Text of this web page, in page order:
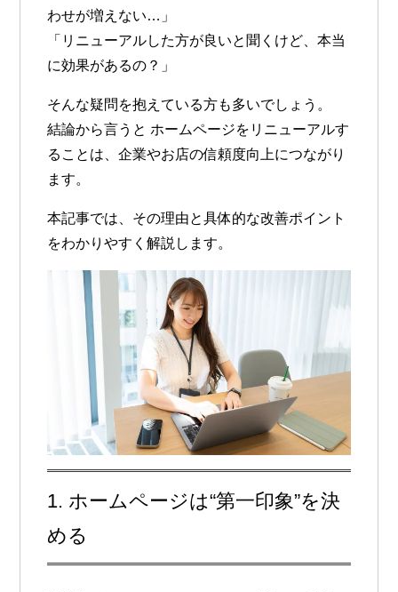
わせが増えない…」
「リニューアルした方が良いと聞くけど、本当
に効果があるの？」
そんな疑問を抱えている方も多いでしょう。
結論から言うと ホームページをリニューアルす
ることは、企業やお店の信頼度向上につながり
ます。
本記事では、その理由と具体的な改善ポイント
をわかりやすく解説します。
1. ホームページは“第一印象”を決
める